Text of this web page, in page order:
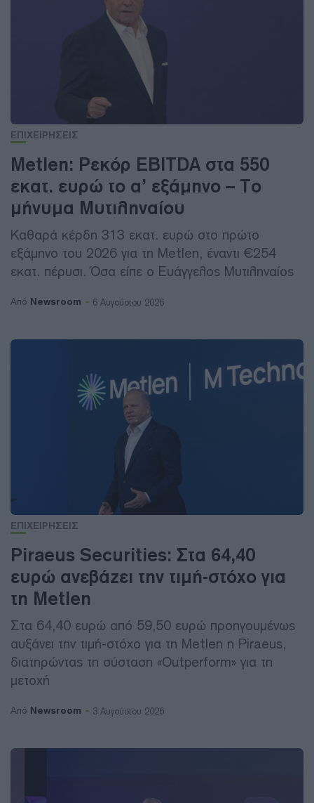
ΕΠΙΧΕΙΡΗΣΕΙΣ
Metlen: Ρεκόρ EBITDA στα 550
εκατ. ευρώ το α’ εξάμηνο – Το
μήνυμα Μυτιληναίου
Καθαρά κέρδη 313 εκατ. ευρώ στο πρώτο
εξάμηνο του 2026 για τη Metlen, έναντι €254
εκατ. πέρυσι. Όσα είπε ο Ευάγγελος Μυτιληναίος
Από Newsroom 6 Αυγούστου 2026
ΕΠΙΧΕΙΡΗΣΕΙΣ
Piraeus Securities: Στα 64,40
ευρώ ανεβάζει την τιμή-στόχο για
τη Metlen
Στα 64,40 ευρώ από 59,50 ευρώ προηγουμένως
αυξάνει την τιμή-στόχο για τη Metlen η Piraeus,
διατηρώντας τη σύσταση «Outperform» για τη
μετοχή
Από Newsroom 3 Αυγούστου 2026